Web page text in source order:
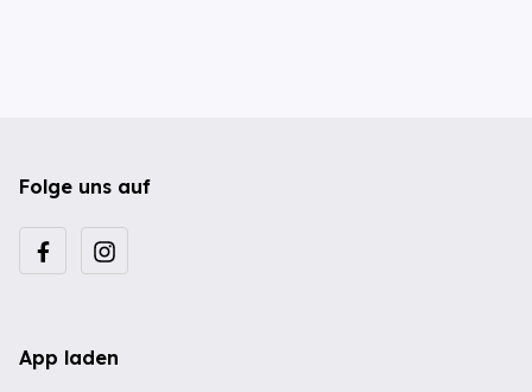
Folge uns auf
App laden